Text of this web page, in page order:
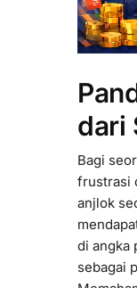
dari
Bagi
frustrasi
anjlok
di angka
sebagai